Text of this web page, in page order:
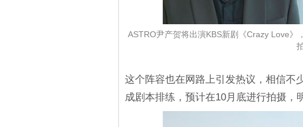
ASTRO尹产贺将出演KBS新剧《Crazy Love
这个阵容也在网路上引发热议，相信不
成剧本排练，预计在10月底进行拍摄，